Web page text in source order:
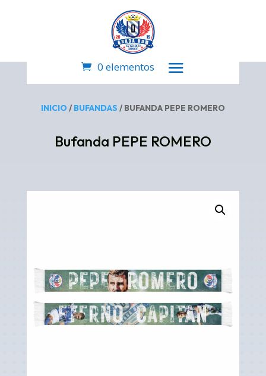
0 elementos
INICIO / BUFANDAS / BUFANDA PEPE ROMERO
Bufanda PEPE ROMERO